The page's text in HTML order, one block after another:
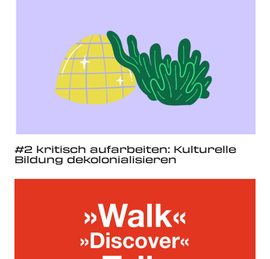
#2 kritisch aufarbeiten: Kulturelle
Bildung dekolonialisieren